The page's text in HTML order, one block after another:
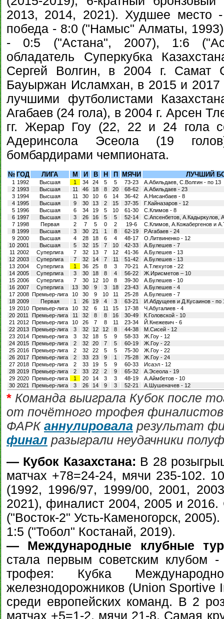
2013, 2014, 2021). Худшее место
победа - 8:0 ("Намыс" Алматы,
- 0:5 ("Астана", 2007), 1:6
обладатель Суперкубка
Сергей Волгин, в 2004 г. Самат
Бауыржан Исламхан, в 2015 и 2017
лучшими футболистами
Агабаев (24 гола), в 2004 г. Арсен
гг. Жерар Гоу (22, 22 и 24 гола
Адеринсола Эсеола (19
бомбардирами чемпионата.
№ ГОД ЛИГА М И В Н П МЯЧИ ЛУЧШИЙ
1 1992 Высшая 1 34 24 5 5 73-23
А.Абильдаев, С.Волгин - по 13
2 1993 Высшая 11 46 18 8 20 68-62
А.Абильдаев - 23
3 1994 Высшая 11 30 10 6 14 36-42
А.Нисанбаев - 8
4 1995 Высшая 9 30 13 2 15 37-35
Г.Кайназаров - 12
5 1996 Высшая 6 34 19 5 10 61-30
С.Климов - 8
6 1997 Высшая 3 26 16 5 5 52-14
С.Апсенбетов, А.Кадыркулов,
7 1998 Первая 2 7 5 0 2 19-6
С.Климов, А.Кожабергенов и
8 1999 Высшая 3 30 21 1 8 62-19
Р.Агабаев - 24
9 2000 Высшая 4 28 18 6 4 48-17
О.Литвиненко - 12
10 2001 Высшая 5 32 15 7 10 42-33
А.Булешев - 7
11 2002 Суперлига 7 32 13 7 12 41-36
А.Булешев - 13
12 2003 Суперлига 7 32 14 7 11 51-42
А.Булешев - 13
13 2004 Суперлига 1 36 25 8 3 70-21
А.Тлехугов - 22
14 2005 Суперлига 3 30 18 8 4 56-22
Ж.Ирисметов – 10
15 2006 Суперлига 7 30 12 10 8 39-30
А.Булешев - 10
16 2007 Суперлига 13 30 9 3 18 23-43
А.Булешев - 4
17 2008 Премьер-лига 10 30 9 10 11 25-28
А.Булешев - 7
18 2009 Первая 1 26 19 4 3 63-21
И.Абдущеев и Д.Кусаинов - по
19 2010 Премьер-лига 10 32 6 11 15 17-38
Ч.Абугалиев - 4
20 2011 Премьер-лига 11 32 8 8 16 30-49
К.Головской - 10
21 2012 Премьер-лига 10 26 7 8 11 23-34
Й.Кнежевич - 6
22 2013 Премьер-лига 3 32 12 12 8 44-38
М.Сисей - 12
23 2014 Премьер-лига 3 32 18 5 9 58-33
Ж.Гоу - 12
24 2015 Премьер-лига 2 32 20 7 5 60-19
Ж.Гоу - 22
25 2016 Премьер-лига 2 32 22 5 5 75-30
Ж.Гоу - 22
26 2017 Премьер-лига 2 33 23 9 1 75-28
Ж.Гоу - 24
27 2018 Премьер-лига 2 33 19 5 9 60-33
Исаэл - 12
28 2019 Премьер-лига 2 33 22 2 9 65-32
А.Эсеола - 19
29 2020 Премьер-лига 1 20 14 3 3 48-19
А.Аймбетов - 10
30 2021 Премьер-лига 3 26 14 9 3 52-21 А.Шушеначев - 12
* Команда выиграла Кубок после
от почётного трофея
ФАРК аннулировала результат
финал разыграли неудачники
— Кубок Казахстана: В 28
матчах +78=24-24, мячи 235-102.
(1992, 1996/97, 1999/00, 2001,
2021), финалист 2004, 2005 и
("Восток-2" Усть-Каменогорск,
1:5 ("Тобол" Костанай, 2019).
— Международные клубные
стала первым советским клубом -
трофея: Кубка
железнодорожников (Union Sportive
среди европейских команд. В 2
матчах +5=1-2, мячи 21-8. Самая